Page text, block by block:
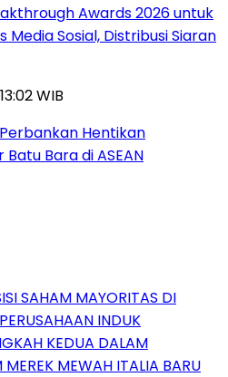
Awards 2026 untuk
Media Sosial, Distribusi Siaran
WIB
Hentikan
Bara di ASEAN
SAHAM MAYORITAS DI
INDUK
KEDUA DALAM
MEWAH ITALIA BARU